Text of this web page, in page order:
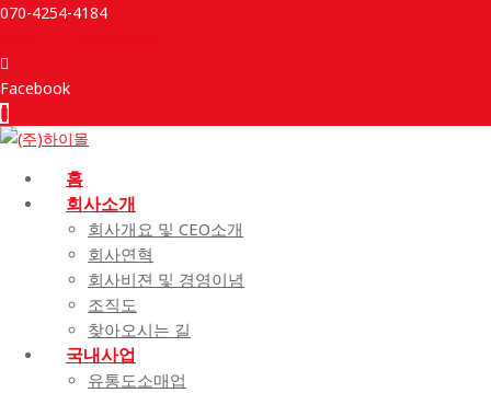
070-4254-4184
Facebook
홈
회사소개
회사개요 및 CEO소개
회사연혁
회사비젼 및 경영이념
조직도
찾아오시는 길
국내사업
유통도소매업